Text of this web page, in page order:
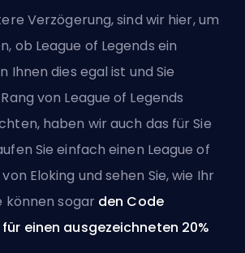
Verzögerung, sind wir hier, um
ob League of Legends ein
Ihnen dies egal ist und Sie
von League of Legends
haben wir auch das für Sie
Sie einfach einen League of
von Eloking und sehen Sie, wie Ihr
können sogar den Code
einen ausgezeichneten 20%